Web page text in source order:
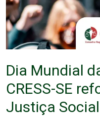
Dia Mundial
CRESS-SE
Justiça Social